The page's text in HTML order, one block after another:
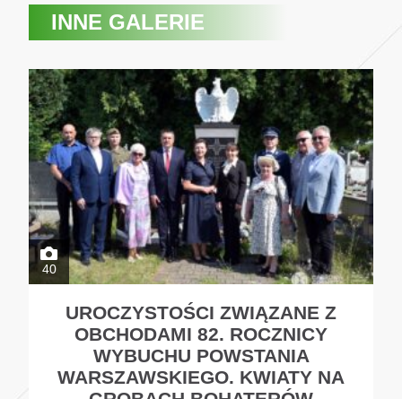
INNE GALERIE
40
UROCZYSTOŚCI ZWIĄZANE Z
OBCHODAMI 82. ROCZNICY
WYBUCHU POWSTANIA
WARSZAWSKIEGO. KWIATY NA